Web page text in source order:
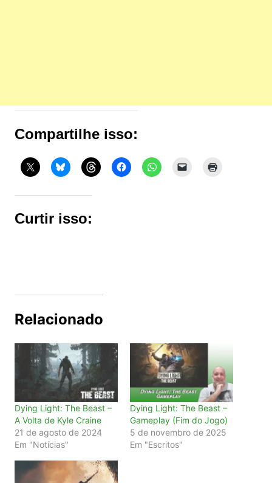
Compartilhe isso:
Curtir isso:
Relacionado
Dying Light: The Beast –
A Volta de Kyle Craine
21 de agosto de 2024
Em "Notícias"
Dying Light: The Beast –
Gameplay (Fim do Jogo)
5 de novembro de 2025
Em "Escritos"